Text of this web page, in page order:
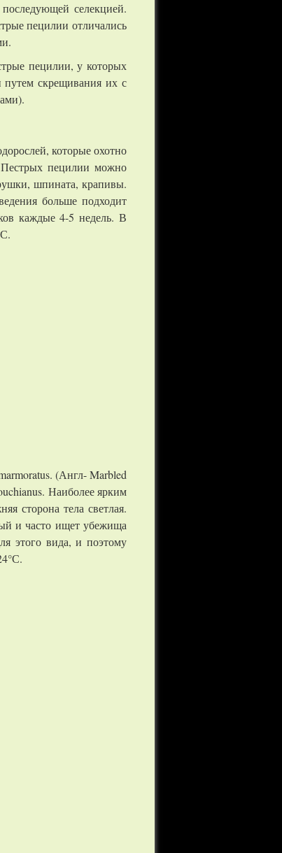
селекцией.
пецилии отличались
пецилии, у которых
скрещивания их с
которые охотно
Пестрых пецилии можно
шпината, крапивы.
больше подходит
каждые 4-5 недель. В
(Англ- Marbled
Наиболее ярким
сторона тела светлая.
и часто ищет убежища
этого вида, и поэтому